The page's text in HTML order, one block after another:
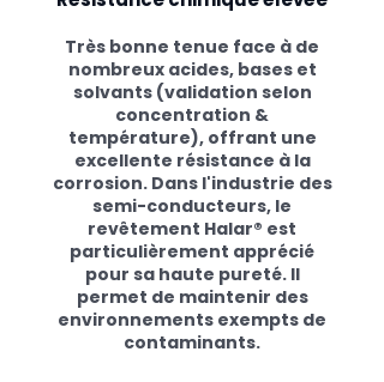
Très bonne tenue face à de
nombreux acides, bases et
solvants (validation selon
concentration &
température), offrant une
excellente résistance à la
corrosion. Dans l'industrie des
semi-conducteurs, le
revêtement Halar® est
particulièrement apprécié
pour sa haute pureté. Il
permet de maintenir des
environnements exempts de
contaminants.